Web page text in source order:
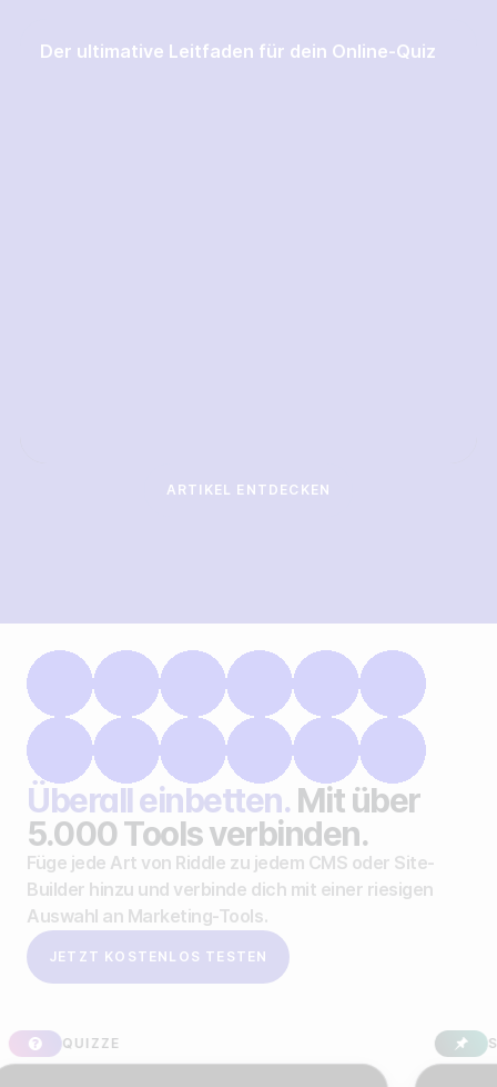
Der ultimative Leitfaden für dein Online-Quiz
ARTIKEL ENTDECKEN
Überall einbetten. Mit über
5.000 Tools verbinden.
Füge jede Art von Riddle zu jedem CMS oder Site-
Builder hinzu und verbinde dich mit einer riesigen
Auswahl an Marketing-Tools.
JETZT KOSTENLOS TESTEN